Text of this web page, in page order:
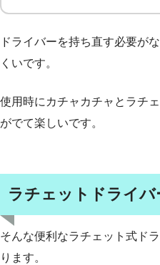
ドライバーを持ち直す必要が
くいです。
使用時にカチャカチャとラチ
がでて楽しいです。
ラチェットドライバ
そんな便利なラチェット式ド
ります。